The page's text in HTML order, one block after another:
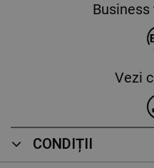
Vezi
CONDIȚII